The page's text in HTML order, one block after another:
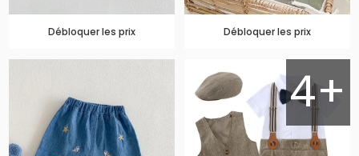
Débloquer les prix Débloquer les prix
4+